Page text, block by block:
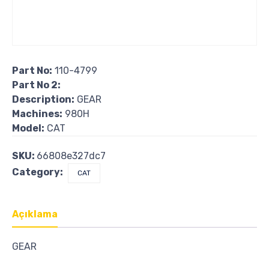
Part No: 110-4799
Part No 2:
Description: GEAR
Machines: 980H
Model: CAT
SKU: 66808e327dc7
Category:
CAT
Açıklama
GEAR